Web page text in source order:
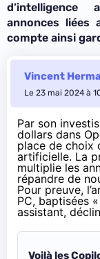
d’intelligence
annonces liées
compte ainsi
Vincent
Le 23 mai 2024 à
Par son
dollars dans
place de choix
artificielle. La
multiplie les
répandre de
Pour preuve,
PC, baptisées
assistant,
Voilà les